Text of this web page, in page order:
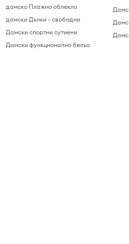
дамскo Плажно облекло
дамски Дънки - свободни
Дамски спортни сутиени
Дамски функционално бельо